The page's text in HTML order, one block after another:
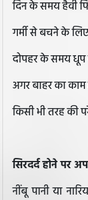
दिन के समय हैवी
गर्मी से बचने के
दोपहर के समय धूप
अगर बाहर का काम
किसी भी तरह की
सिरदर्द होने पर
नींबू पानी या